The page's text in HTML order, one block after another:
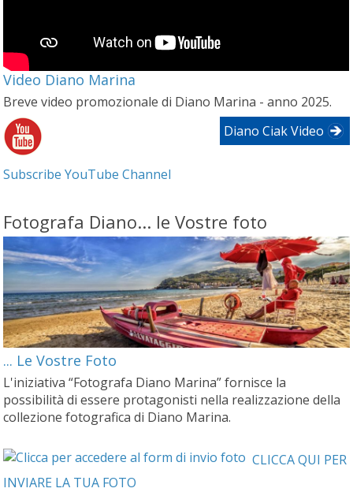
Video Diano Marina
Breve video promozionale di Diano Marina - anno 2025.
Diano Ciak Video
Subscribe YouTube Channel
Fotografa Diano... le Vostre foto
... Le Vostre Foto
L'iniziativa “Fotografa Diano Marina” fornisce la
possibilità di essere protagonisti nella realizzazione della
collezione fotografica di Diano Marina.
CLICCA QUI PER
INVIARE LA TUA FOTO